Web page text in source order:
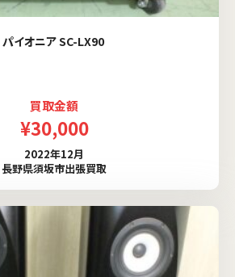
パイオニア SC-LX90
買取金額
¥30,000
2022年12月
長野県須坂市出張買取